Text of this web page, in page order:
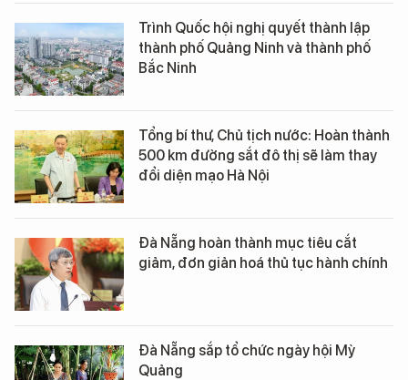
Trình Quốc hội nghị quyết thành lập
thành phố Quảng Ninh và thành phố
Bắc Ninh
Tổng bí thư, Chủ tịch nước: Hoàn thành
500 km đường sắt đô thị sẽ làm thay
đổi diện mạo Hà Nội
Đà Nẵng hoàn thành mục tiêu cắt
giảm, đơn giản hoá thủ tục hành chính
Đà Nẵng sắp tổ chức ngày hội Mỳ
Quảng